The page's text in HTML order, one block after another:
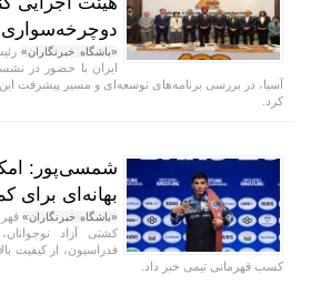
دوچرخه‌سواری
«باشگاه خبرنگاران»
ایران با حضور در
آسیا، در بررسی برنامه‌های توسعه‌ای و مسیر پیشرفت
کرد.
شمسی‌پور:
بهانه‌ای برای
«باشگاه خبرنگاران»
کشتی آزاد
فدراسیون، از کیفیت
کسب قهرمانی تیمی خبر داد.